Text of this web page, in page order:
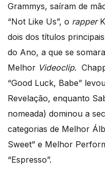
Grammys, saíram de
“Not Like Us”, o rapper
dois dos títulos
do Ano, a que se
Melhor Videoclip.
“Good Luck, Babe”
Revelação, enquanto
nomeada) dominou a
categorias de Melhor
Sweet” e Melhor
“Espresso”.